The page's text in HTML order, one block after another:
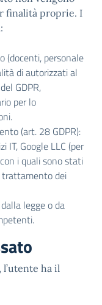
finalità proprie. I
(docenti, personale
di autorizzati al
GDPR,
per lo
(art. 28 GDPR):
IT, Google LLC (per
i quali sono stati
trattamento dei
legge o da
l’utente ha il